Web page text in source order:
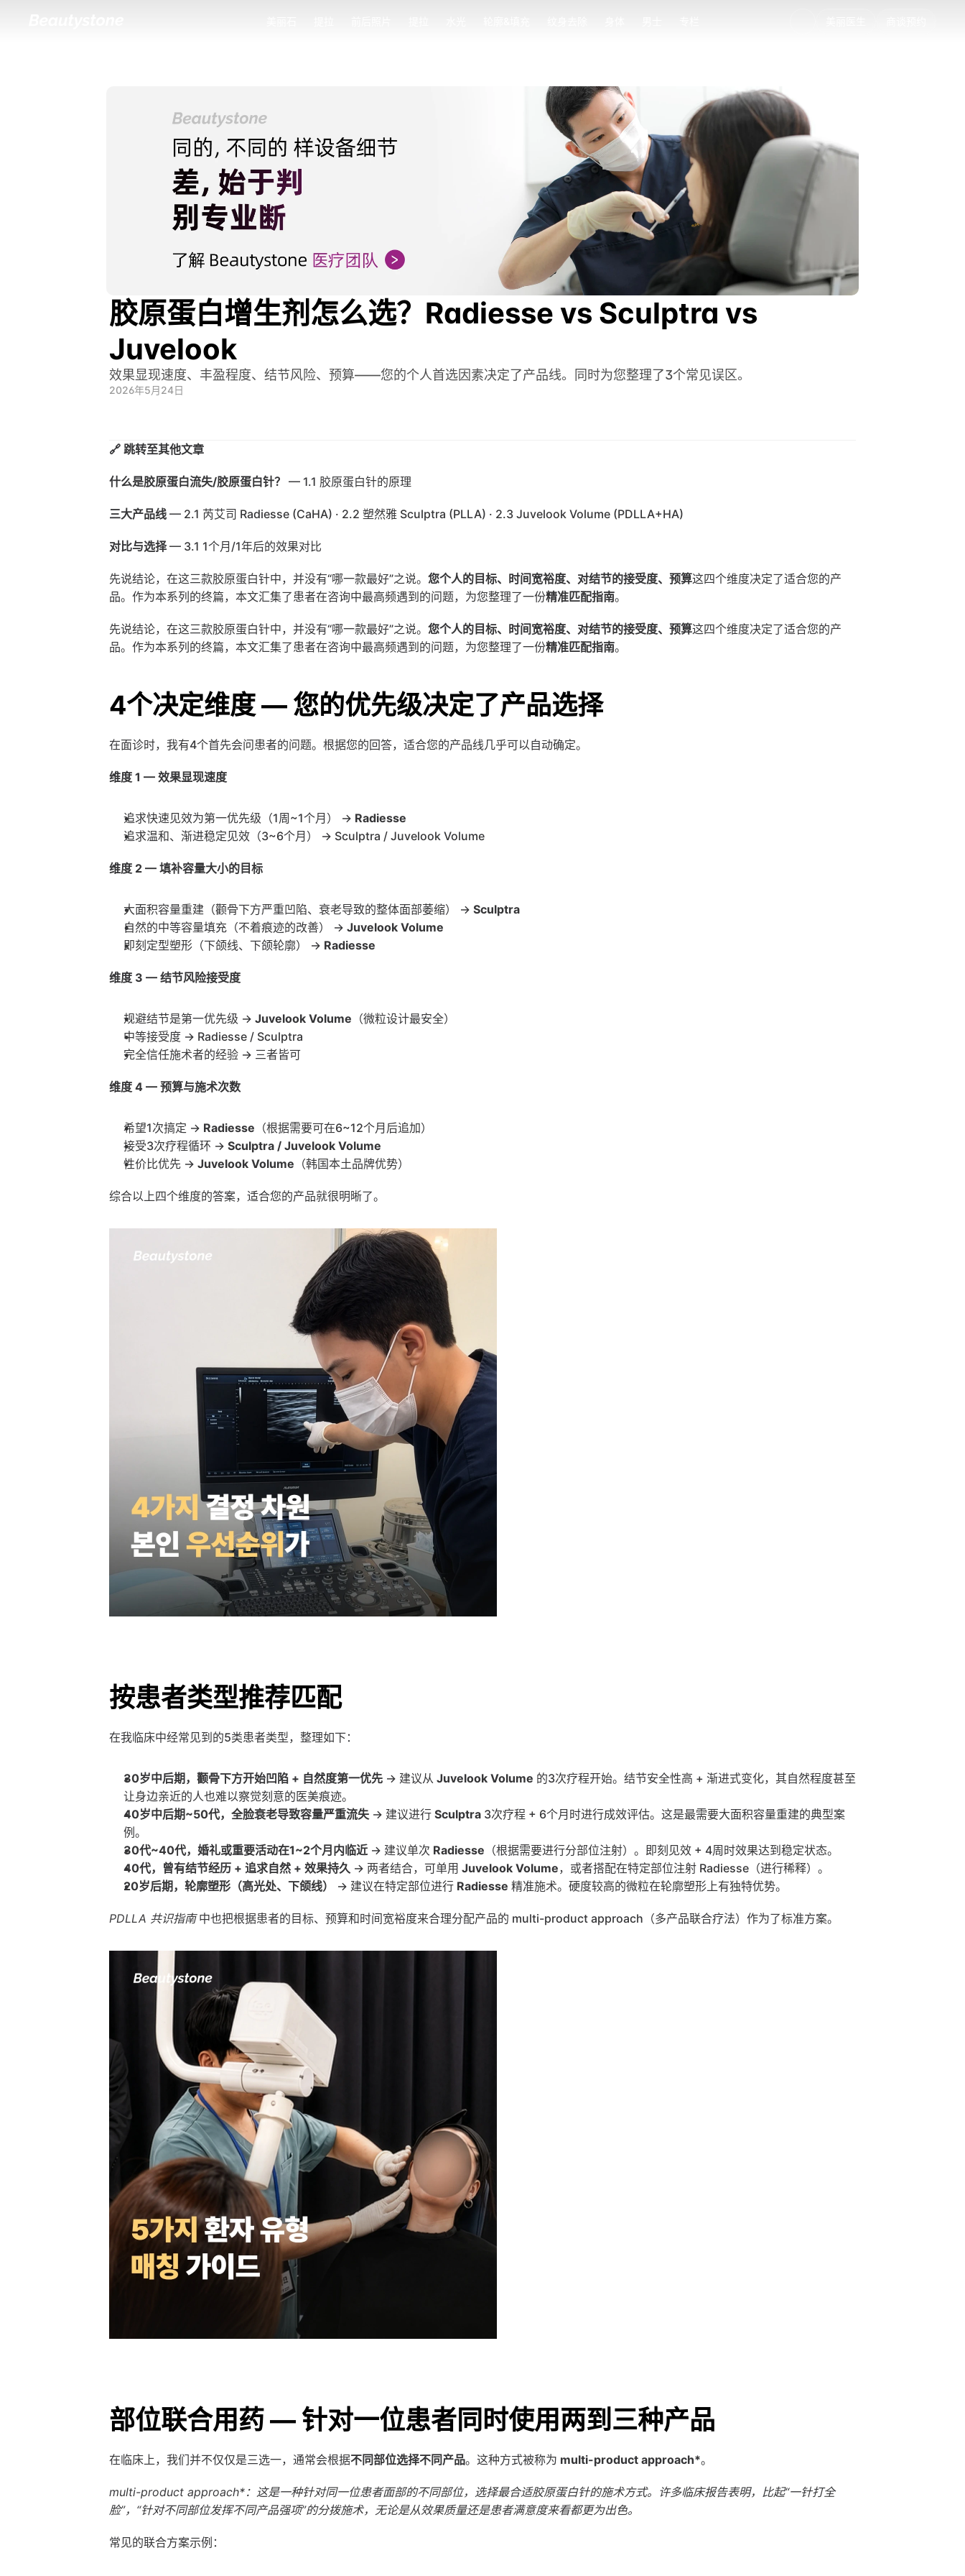
胶原蛋白增生剂怎么选？Radiesse vs Sculptra vs
Juvelook
效果显现速度、丰盈程度、结节风险、预算——您的个人首选因素决定了产品线。同时为您整理了3个常见误区。
2026年5月24日
🔗 跳转至其他文章
什么是胶原蛋白流失/胶原蛋白针？ — 1.1 胶原蛋白针的原理
三大产品线 — 2.1 芮艾司 Radiesse (CaHA) · 2.2 塑然雅 Sculptra (PLLA) · 2.3 Juvelook Volume (PDLLA+HA)
对比与选择 — 3.1 1个月/1年后的效果对比
先说结论，在这三款胶原蛋白针中，并没有“哪一款最好”之说。 您个人的目标、时间宽裕度、对结节的接受度、预算这四个维度决定了适合您的产
品。作为本系列的终篇，本文汇集了患者在咨询中最高频遇到的问题，为您整理了一份精准匹配指南。
先说结论，在这三款胶原蛋白针中，并没有“哪一款最好”之说。 您个人的目标、时间宽裕度、对结节的接受度、预算这四个维度决定了适合您的产
品。作为本系列的终篇，本文汇集了患者在咨询中最高频遇到的问题，为您整理了一份精准匹配指南。
4个决定维度 — 您的优先级决定了产品选择
在面诊时，我有4个首先会问患者的问题。根据您的回答，适合您的产品线几乎可以自动确定。
维度 1 — 效果显现速度
追求快速见效为第一优先级（1周~1个月） → Radiesse
追求温和、渐进稳定见效（3~6个月） → Sculptra / Juvelook Volume
维度 2 — 填补容量大小的目标
大面积容量重建（颧骨下方严重凹陷、衰老导致的整体面部萎缩） → Sculptra
自然的中等容量填充（不着痕迹的改善） → Juvelook Volume
即刻定型塑形（下颌线、下颌轮廓） → Radiesse
维度 3 — 结节风险接受度
规避结节是第一优先级 → Juvelook Volume （微粒设计最安全）
中等接受度 → Radiesse / Sculptra
完全信任施术者的经验 → 三者皆可
维度 4 — 预算与施术次数
希望1次搞定 → Radiesse （根据需要可在6~12个月后追加）
接受3次疗程循环 → Sculptra / Juvelook Volume
性价比优先 → Juvelook Volume （韩国本土品牌优势）
综合以上四个维度的答案，适合您的产品就很明晰了。
按患者类型推荐匹配
在我临床中经常见到的5类患者类型，整理如下：
30岁中后期，颧骨下方开始凹陷 + 自然度第一优先 → 建议从 Juvelook Volume 的3次疗程开始。结节安全性高 + 渐进式变化，其自然程度甚至
让身边亲近的人也难以察觉刻意的医美痕迹。
40岁中后期~50代，全脸衰老导致容量严重流失 → 建议进行 Sculptra 3次疗程 + 6个月时进行成效评估。这是最需要大面积容量重建的典型案
例。
30代~40代，婚礼或重要活动在1~2个月内临近 → 建议单次 Radiesse （根据需要进行分部位注射）。即刻见效 + 4周时效果达到稳定状态。
40代，曾有结节经历 + 追求自然 + 效果持久 → 两者结合，可单用 Juvelook Volume，或者搭配在特定部位注射 Radiesse（进行稀释）。
20岁后期，轮廓塑形（高光处、下颌线）
→ 建议在特定部位进行 Radiesse 精准施术。硬度较高的微粒在轮廓塑形上有独特优势。
PDLLA 共识指南 中也把根据患者的目标、预算和时间宽裕度来合理分配产品的 multi-product approach（多产品联合疗法）作为了标准方案。
部位联合用药 — 针对一位患者同时使用两到三种产品
在临床上，我们并不仅仅是三选一，通常会根据不同部位选择不同产品。这种方式被称为 multi-product approach*。
multi-product approach*：这是一种针对同一位患者面部的不同部位，选择最合适胶原蛋白针的施术方式。许多临床报告表明，比起“一针打全
脸”，“针对不同部位发挥不同产品强项”的分拨施术，无论是从效果质量还是患者满意度来看都更为出色。
常见的联合方案示例：